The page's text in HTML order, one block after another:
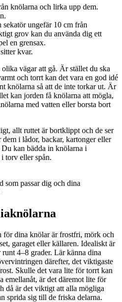
knölarna och lirka upp dem.
ungefär 10 cm från
grov kan du använda dig ett
en grensax.
kvar.
vägar att gå. Är stället du ska
och torrt kan det vara en god idé
knölarna så att de inte torkar ut. Är
kan jorden få knölarna att mögla,
med vatten eller borsta bort
allt ruttet är bortklippt och de ser
i lådor, backar, kartonger eller
kan bädda in knölarna i
torv eller spån.
som passar dig och dina
för dina knölar är frostfri, mörk och
garaget eller källaren. Idealiskt är
4–8 grader. Lär känna dina
därefter, det viktigaste
Skulle det vara lite för torrt kan
emellanåt, är det däremot lite för
då är det viktigt att alla mögliga
sprida sig till de friska delarna.